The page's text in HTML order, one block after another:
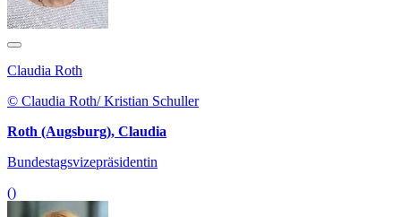
Claudia Roth
© Claudia Roth/ Kristian Schuller
Roth (Augsburg), Claudia
Bundestagsvizepräsidentin
()